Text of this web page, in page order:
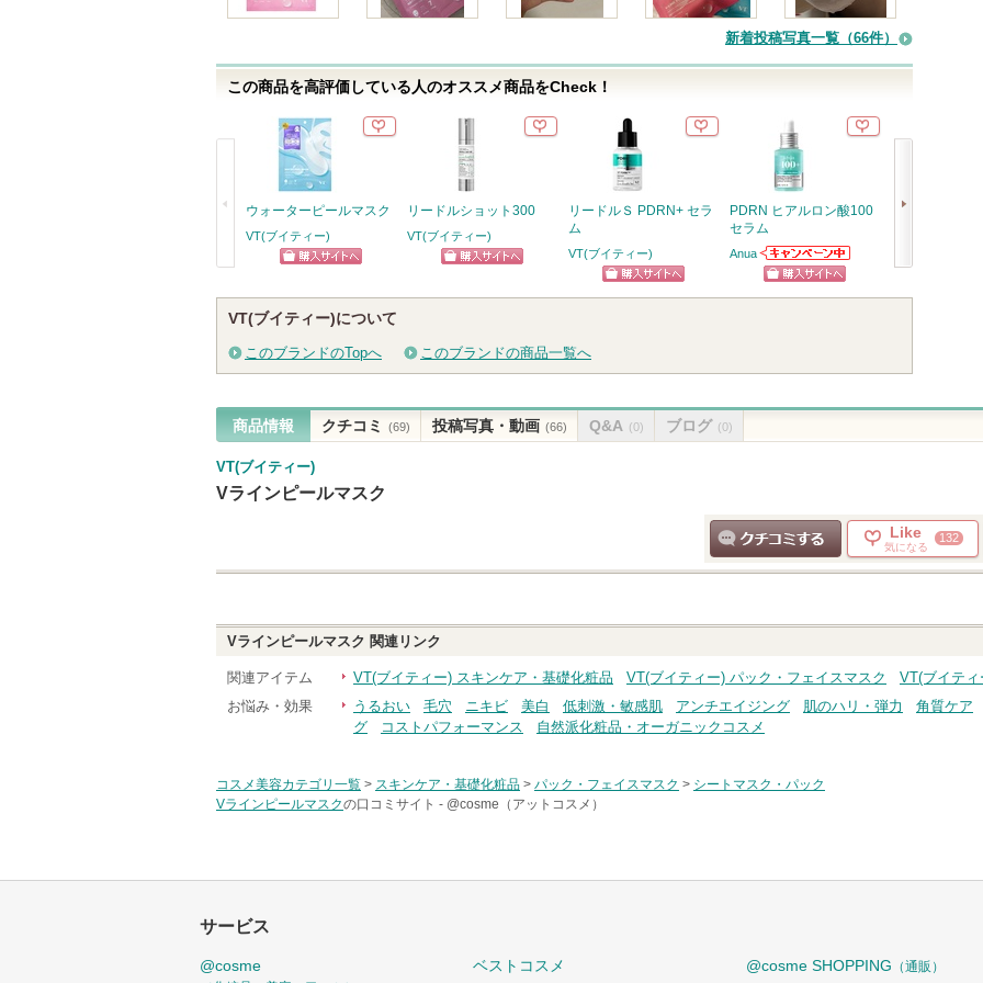
す
新着投稿写真一覧（66件）
この商品を高評価している人のオススメ商品をCheck！
る
ウォーターピールマスク
VT(ブイティー)
リードルショット300
VT(ブイティー)
リードルＳ PDRN+ セラ
ム
VT(ブイティー)
ショッピン
PDRN ヒアルロン酸100
セラム
Anua
Anuaからのお知
らせがあります
ショッピン
ガラクトポア
VT(ブイティー)について
このブランドのTopへ このブランドの商品一覧へ
商品情報 クチコミ (69) 投稿写真・動画 (66) Q&A (0) ブログ (0)
VT(ブイティー)
Vラインピールマスク
クチコミする
Like
気になる
132
Vラインピールマスク 関連リンク
関連アイテム VT(ブイティー) スキンケア・基礎化粧品 VT(ブイティー) パック・フェイスマスク
VT(ブイテ
お悩み・効果
うるおい 毛穴 ニキビ 美白 低刺激・敏感肌 アンチエイジング 肌のハリ・弾力 角質ケア
グ
コストパフォーマンス 自然派化粧品・オーガニックコスメ
コスメ美容カテゴリ一覧 > スキンケア・基礎化粧品 > パック・フェイスマスク > シートマスク・パック
Vラインピールマスクの口コミサイト - @cosme（アットコスメ）
サービス
@cosme ベストコスメ @cosme SHOPPING （通販）